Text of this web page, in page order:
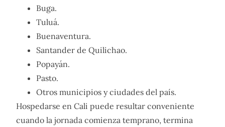
Buga.
Tuluá.
Buenaventura.
Santander de Quilichao.
Popayán.
Pasto.
Otros municipios y ciudades del país.
Hospedarse en Cali puede resultar conveniente
cuando la jornada comienza temprano, termina